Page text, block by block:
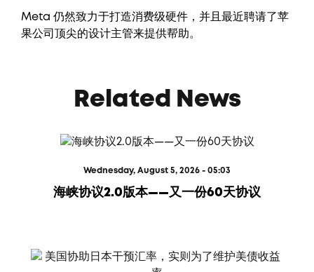
Meta 仍然致力于打造消费级硬件，并且最近聘请了苹
果公司顶尖的设计主管来提供帮助。
Related News
Wednesday, August 5, 2026 - 05:03
海峡协议2.0版本——又一份60天协议